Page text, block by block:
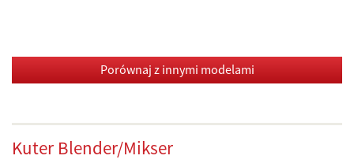
Porównaj z innymi modelami
Kuter Blender/Mikser